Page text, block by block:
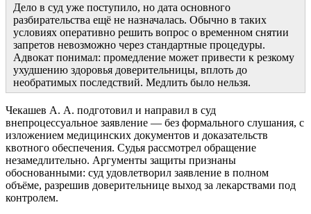
Дело в суд уже поступило, но дата основного
разбирательства ещё не назначалась. Обычно в таких
условиях оперативно решить вопрос о временном снятии
запретов невозможно через стандартные процедуры.
Адвокат понимал: промедление может привести к резкому
ухудшению здоровья доверительницы, вплоть до
необратимых последствий. Медлить было нельзя.
Чекашев А. А. подготовил и направил в суд
внепроцессуальное заявление — без формального слушания, с
изложением медицинских документов и доказательств
квотного обеспечения. Судья рассмотрел обращение
незамедлительно. Аргументы защиты признаны
обоснованными: суд удовлетворил заявление в полном
объёме, разрешив доверительнице выход за лекарствами под
контролем.